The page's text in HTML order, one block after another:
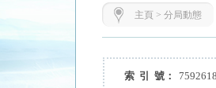
主頁 > 分局動態
索 引 號：